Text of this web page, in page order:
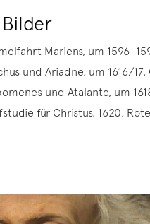
Mariens, um
und Ariadne, um 1616/
und Atalante, um
für Christus, 1620,